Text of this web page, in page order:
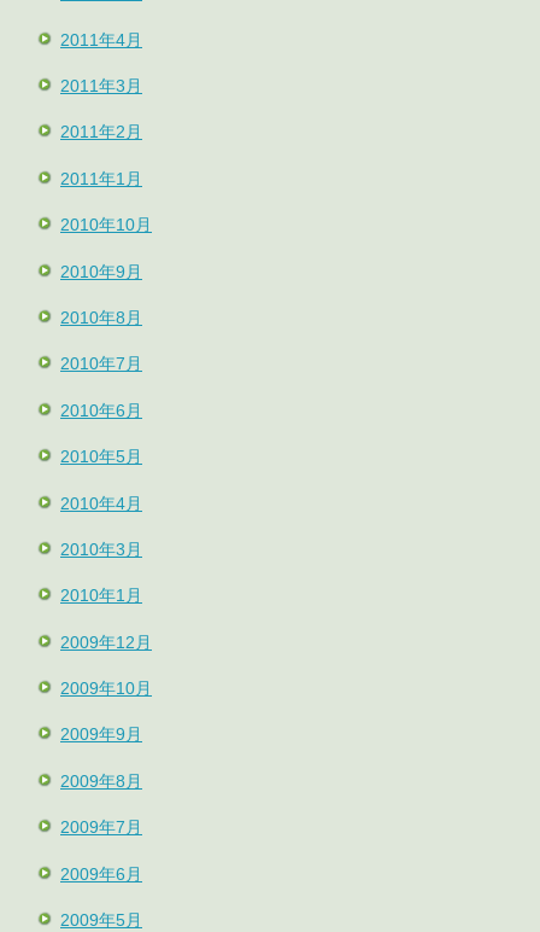
2011年4月
2011年3月
2011年2月
2011年1月
2010年10月
2010年9月
2010年8月
2010年7月
2010年6月
2010年5月
2010年4月
2010年3月
2010年1月
2009年12月
2009年10月
2009年9月
2009年8月
2009年7月
2009年6月
2009年5月